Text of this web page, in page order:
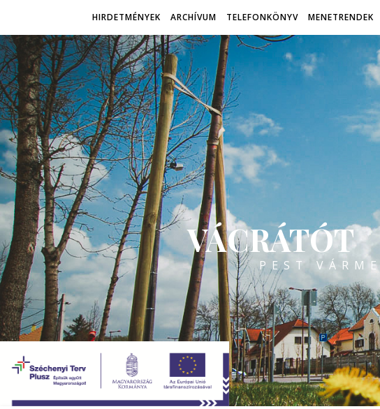
HIRDETMÉNYEK ARCHÍVUM TELEFONKÖNYV MENETRENDEK
VÁCRÁTÓT
PEST